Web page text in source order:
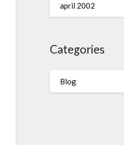
april 2002
Categories
Blog